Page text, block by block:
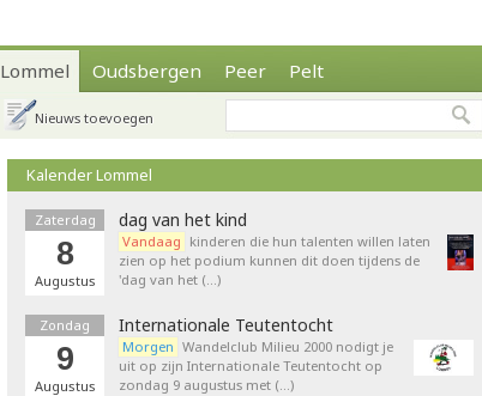
Lommel Oudsbergen Peer Pelt
Nieuws toevoegen
Kalender Lommel
Zaterdag
8
Augustus
dag van het kind
Vandaag kinderen die hun talenten willen laten
zien op het podium kunnen dit doen tijdens de
'dag van het (…)
Zondag
9
Augustus
Internationale Teutentocht
Morgen Wandelclub Milieu 2000 nodigt je
uit op zijn Internationale Teutentocht op
zondag 9 augustus met (…)